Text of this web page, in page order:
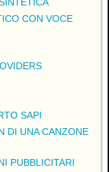
CON VOCE
SAPI
DI UNA CANZONE
PUBBLICITARI